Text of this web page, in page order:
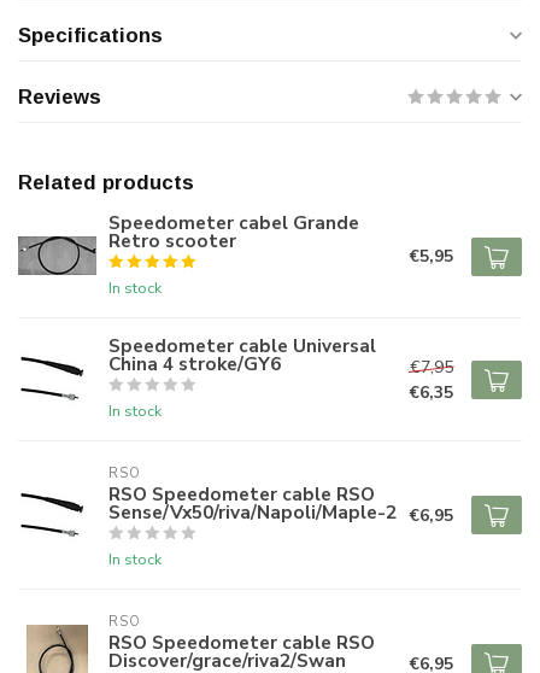
Specifications
Reviews
Related products
Speedometer cabel Grande
Retro scooter
In stock
€5,95
Speedometer cable Universal
China 4 stroke/GY6
In stock
€7,95
€6,35
RSO
RSO Speedometer cable RSO
Sense/Vx50/riva/Napoli/Maple-2
In stock
€6,95
RSO
RSO Speedometer cable RSO
Discover/grace/riva2/Swan €6,95